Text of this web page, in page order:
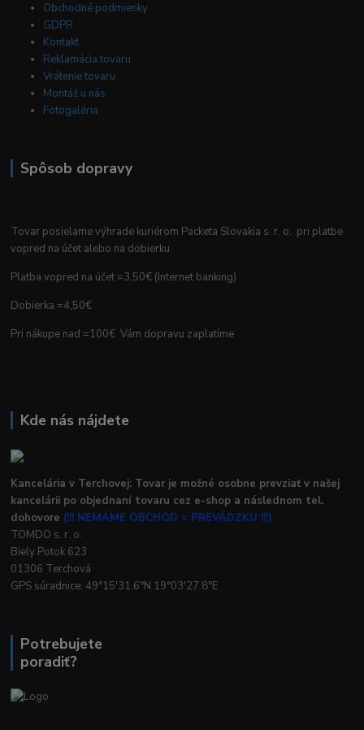
Obchodné podmienky
GDPR
Kontakt
Reklamácia tovaru
Vrátenie tovaru
Montáž u nás
Fotogaléria
Spôsob dopravy
Tovar posielame výhrade kuriérom Packeta Slovakia s. r. o. pri platbe
vopred na účet alebo na dobierku.
Platba vopred na účet =3,50€ (Internet banking)
Dobierka =4,50€
Pri nákupe nad =100€ Vám dopravu zaplatíme
Kde nás nájdete
Kancelária v Terchovej: Tovar je možné osobne prevziať v našej
kancelárii po objednaní tovaru cez e-shop a následnom tel.
dohovore (!!! NEMÁME OBCHOD = PREVÁDZKU !!!).
TOMDO s. r. o.
Biely Potok 623
01306 Terchová
GPS súradnice: 49°15'31.6"N 19°03'27.8"E
Potrebujete
poradiť?